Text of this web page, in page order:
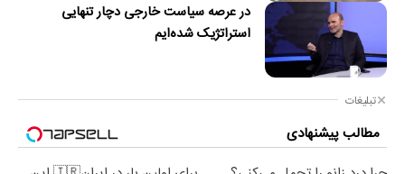
در عرصه سیاست خارجی دچار تنهایی
استراتژیک شده‌ایم
تبلیغات
مطالب پیشنهادی